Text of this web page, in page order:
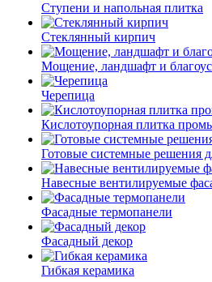
Ступени и напольная плитка
Cтеклянный кирпич
Мощение, ландшафт и
Черепица
Кислотоупорная плитка
Готовые системные решения
Навесные вентилируемые
Фасадные термопанели
Фасадный декор
Гибкая керамика